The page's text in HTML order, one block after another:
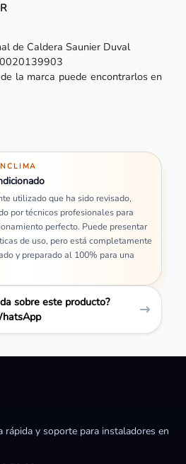
de Caldera Saunier Duval
la marca puede encontrarlos en
utilizado que ha sido revisado,
por técnicos profesionales para
perfecto. Puede presentar
de uso, pero está completamente
y preparado al 100% para una
sobre este producto?
rápida y soporte para instaladores en